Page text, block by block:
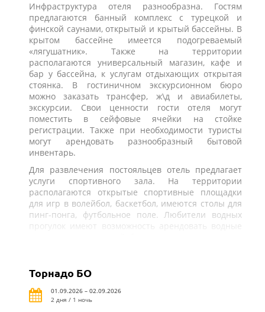
Инфраструктура отеля разнообразна. Гостям
предлагаются банный комплекс с турецкой и
финской саунами, открытый и крытый бассейны. В
крытом бассейне имеется подогреваемый
«лягушатник». Также на территории
располагаются универсальный магазин, кафе и
бар у бассейна, к услугам отдыхающих открытая
стоянка. В гостиничном экскурсионном бюро
можно заказать трансфер, ж\д и авиабилеты,
экскурсии. Свои ценности гости отеля могут
поместить в сейфовые ячейки на стойке
регистрации. Также при необходимости туристы
могут арендовать разнообразный бытовой
инвентарь.
Для развлечения постояльцев отель предлагает
услуги спортивного зала. На территории
располагаются открытые спортивные площадки
для игр в волейбол, баскетбол, имеются столы для
пинг-понга, футбольное поле. Любители водных
прогулок имеют возможность арендовать водные
Торнадо БО
01.09.2026 – 02.09.2026
2 дня / 1 ночь